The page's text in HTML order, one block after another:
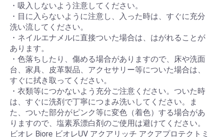
・吸入しないよう注意してください。
・目に入らないように注意し、入った時は、すぐに充分
洗い流してください。
・ネイルエナメルに直接ついた場合は、はがれることが
あります。
・色落ちしたり、傷める場合がありますので、床や洗面
台、家具、皮革製品、アクセサリー等についた場合は、
すぐに拭き取ってください。
・衣類等につかないよう充分ご注意ください。ついた時
は、すぐに洗剤で丁寧につまみ洗いしてください。ま
た、ついた部分がピンク等に変色（着色）する場合があ
りますので、塩素系漂白剤のご使用は避けてください。
ビオレ Biore ビオレUV アクアリッチ アクアプロテクトミ